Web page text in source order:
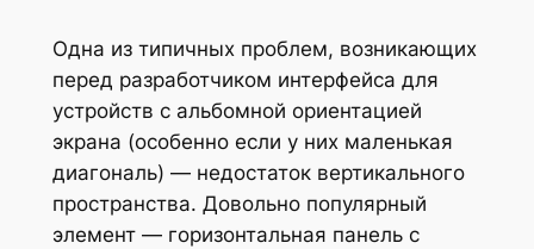
Одна из типичных проблем, возникающих
перед разработчиком интерфейса для
устройств с альбомной ориентацией
экрана (особенно если у них маленькая
диагональ) — недостаток вертикального
пространства. Довольно популярный
элемент — горизонтальная панель с